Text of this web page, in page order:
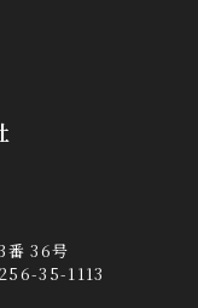
番 36号
35-1113